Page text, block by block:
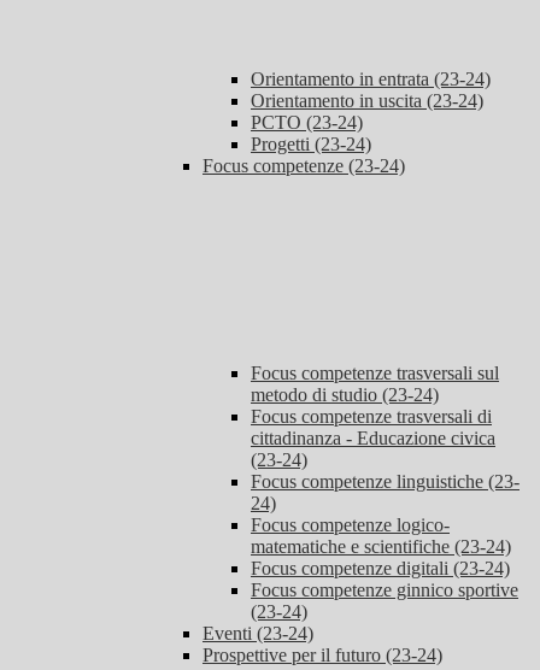
Orientamento in entrata (23-24)
Orientamento in uscita (23-24)
PCTO (23-24)
Progetti (23-24)
Focus competenze (23-24)
Focus competenze trasversali sul
metodo di studio (23-24)
Focus competenze trasversali di
cittadinanza - Educazione civica
(23-24)
Focus competenze linguistiche (23-
24)
Focus competenze logico-
matematiche e scientifiche (23-24)
Focus competenze digitali (23-24)
Focus competenze ginnico sportive
(23-24)
Eventi (23-24)
Prospettive per il futuro (23-24)